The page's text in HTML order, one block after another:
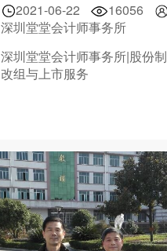
2021-06-22
16056
深圳堂堂会计师事务所
深圳堂堂会计师事务所|股份制
改组与上市服务